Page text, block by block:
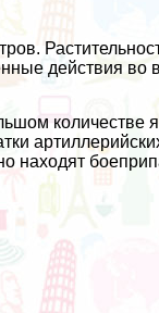
действия
количестве
находят